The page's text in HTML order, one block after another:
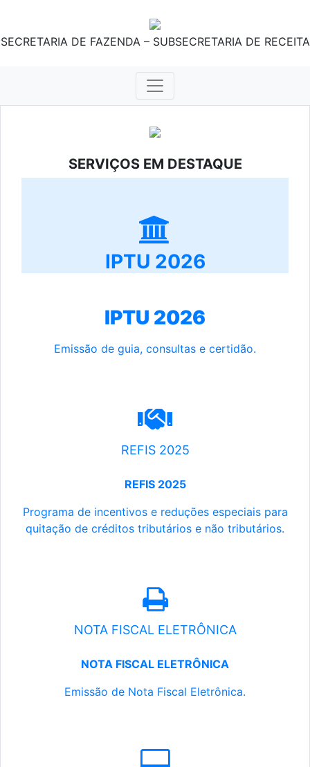
SECRETARIA DE FAZENDA – SUBSECRETARIA DE RECEITA
SERVIÇOS EM DESTAQUE
IPTU 2026
IPTU 2026
Emissão de guia, consultas e certidão.
REFIS 2025
REFIS 2025
Programa de incentivos e reduções especiais para
quitação de créditos tributários e não tributários.
NOTA FISCAL ELETRÔNICA
NOTA FISCAL ELETRÔNICA
Emissão de Nota Fiscal Eletrônica.